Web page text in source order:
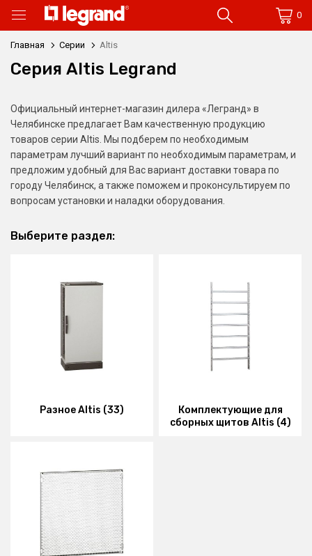
0
Главная Серии Altis
Серия Altis Legrand
Официальный интернет-магазин дилера «Легранд» в
Челябинске предлагает Вам качественную продукцию
товаров серии Altis. Мы подберем по необходимым
параметрам лучший вариант по необходимым параметрам, и
предложим удобный для Вас вариант доставки товара по
городу Челябинск, а также поможем и проконсультируем по
вопросам установки и наладки оборудования.
Выберите раздел:
Разное Altis (33)
Комплектующие для
сборных щитов Altis (4)